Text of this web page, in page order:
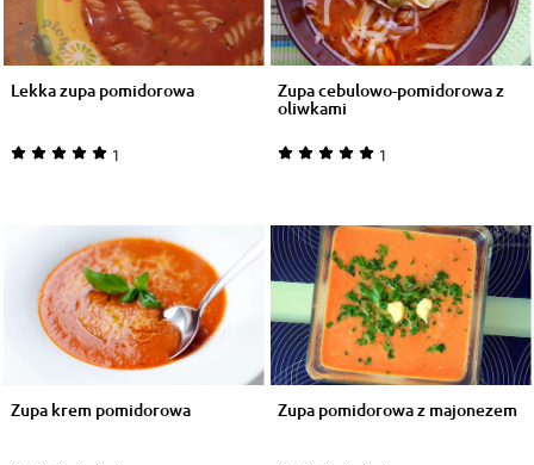
Lekka zupa pomidorowa
1
Zupa cebulowo-pomidorowa z
oliwkami
1
Zupa krem pomidorowa Zupa pomidorowa z majonezem